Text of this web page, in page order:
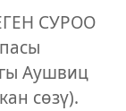
СУРОО
Аушвиц
сөзү).